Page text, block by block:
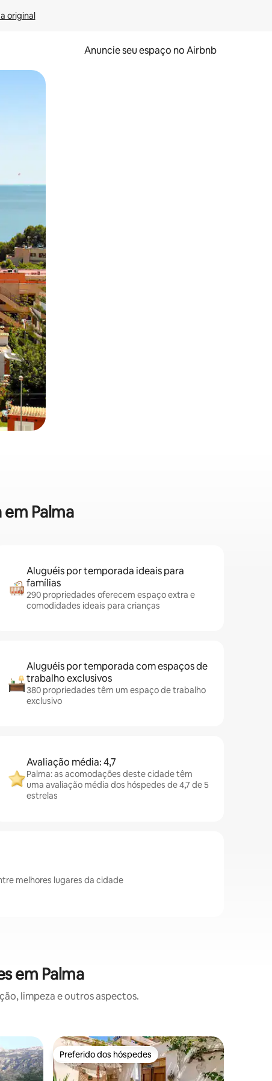
original
Anuncie seu espaço no Airbnb
o dedo na tela.
Palma
Aluguéis por temporada ideais para
famílias
290 propriedades oferecem espaço extra e
comodidades ideais para crianças
Aluguéis por temporada com espaços de
trabalho exclusivos
380 propriedades têm um espaço de trabalho
exclusivo
Avaliação média: 4,7
Palma: as acomodações deste cidade têm
uma avaliação média dos hóspedes de 4,7 de 5
estrelas
melhores lugares da cidade
em Palma
limpeza e outros aspectos.
Preferido dos hóspedes
Preferido dos hóspedes